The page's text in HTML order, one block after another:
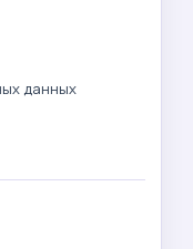
данных